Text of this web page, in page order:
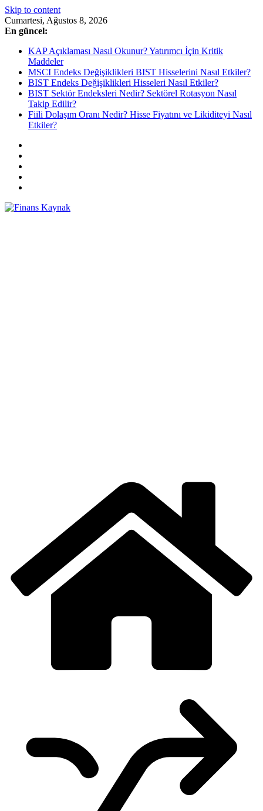
Skip to content
Cumartesi, Ağustos 8, 2026
En güncel:
KAP Açıklaması Nasıl Okunur? Yatırımcı İçin Kritik
Maddeler
MSCI Endeks Değişiklikleri BIST Hisselerini Nasıl Etkiler?
BIST Endeks Değişiklikleri Hisseleri Nasıl Etkiler?
BIST Sektör Endeksleri Nedir? Sektörel Rotasyon Nasıl
Takip Edilir?
Fiili Dolaşım Oranı Nedir? Hisse Fiyatını ve Likiditeyi Nasıl
Etkiler?